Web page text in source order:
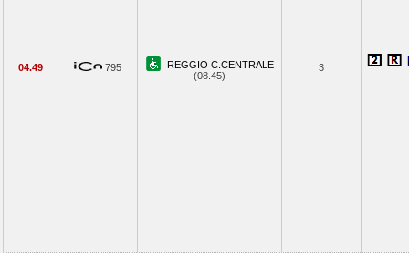
04.49 795
REGGIO C.CENTRALE
(08.45)
3